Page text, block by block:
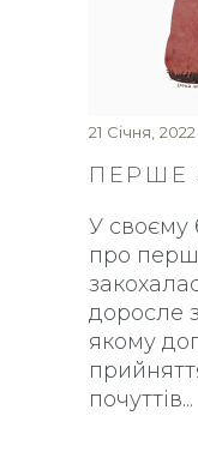
21 Січня, 2022
ПЕРШЕ
У своєму
про
доросле
якому
почуттів